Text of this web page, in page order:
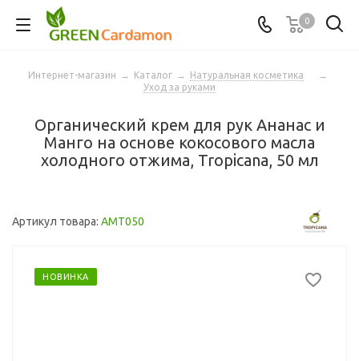
0
Интернет-магазин → Каталог → Натуральная косметика
→
Уход за руками
Органический крем для рук Ананас и
Манго на основе кокосового масла
холодного отжима, Tropicana, 50 мл
Артикул товара: AMT050
НОВИНКА